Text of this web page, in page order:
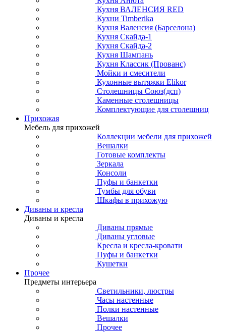
Кухня ВАЛЕНСИЯ RED
Кухни Timberika
Кухня Валенсия (Барселона)
Кухня Скайда-1
Кухня Скайда-2
Кухня Шампань
Кухня Классик (Прованс)
Мойки и смесители
Кухонные вытяжки Elikor
Столешницы Союз(дсп)
Каменные столешницы
Комплектующие для столешниц
Прихожая
Мебель для прихожей
Коллекции мебели для прихожей
Вешалки
Готовые комплекты
Зеркала
Консоли
Пуфы и банкетки
Тумбы для обуви
Шкафы в прихожую
Диваны и кресла
Диваны и кресла
Диваны прямые
Диваны угловые
Кресла и кресла-кровати
Пуфы и банкетки
Кушетки
Прочее
Предметы интерьера
Светильники, люстры
Часы настенные
Полки настенные
Вешалки
Прочее